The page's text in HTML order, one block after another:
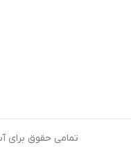
تمامی حقوق برای